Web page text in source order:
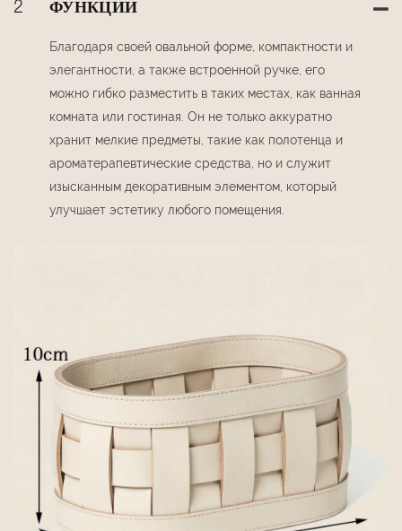
2 ФУНКЦИИ
Благодаря своей овальной форме, компактности и
элегантности, а также встроенной ручке, его
можно гибко разместить в таких местах, как ванная
комната или гостиная. Он не только аккуратно
хранит мелкие предметы, такие как полотенца и
ароматерапевтические средства, но и служит
изысканным декоративным элементом, который
улучшает эстетику любого помещения.